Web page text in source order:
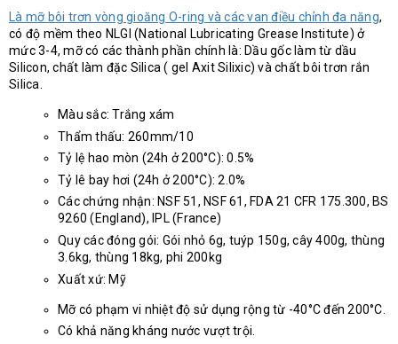
Là mỡ bôi trơn vòng gioăng O-ring và các van điều chỉnh đa năng,
có độ mềm theo NLGI (National Lubricating Grease Institute) ở
mức 3-4, mỡ có các thành phần chính là: Dầu gốc làm từ dầu
Silicon, chất làm đặc Silica ( gel Axit Silixic) và chất bôi trơn rắn
Silica.
Màu sắc: Trắng xám
Thẩm thấu: 260mm/10
Tỷ lệ hao mòn (24h ở 200°C): 0.5%
Tỷ lê bay hơi (24h ở 200°C): 2.0%
Các chứng nhận: NSF 51, NSF 61, FDA 21 CFR 175.300, BS
9260 (England), IPL (France)
Quy các đóng gói: Gói nhỏ 6g, tuýp 150g, cây 400g, thùng
3.6kg, thùng 18kg, phi 200kg
Xuất xứ: Mỹ
Mỡ có phạm vi nhiệt độ sử dụng rộng từ -40°C đến 200°C.
Có khả năng kháng nước vượt trội.